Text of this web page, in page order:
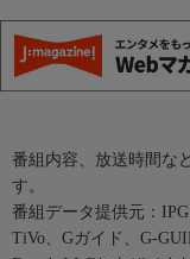
番組内容、放送時間な
す。
番組データ提供元：IPG
TiVo、Gガイド、G-